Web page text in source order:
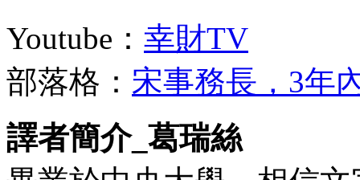
Youtube： 幸財TV
部落格： 宋事務長，3年
譯者簡介_葛瑞絲